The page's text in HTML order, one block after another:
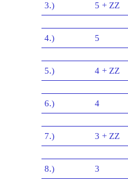
3.) 5 + ZZ
4.) 5
5.) 4 + ZZ
6.) 4
7.) 3 + ZZ
8.) 3